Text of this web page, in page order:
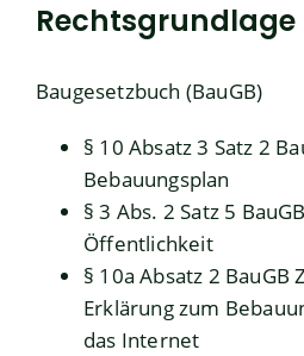
Rechtsgrundlage
Baugesetzbuch (BauGB)
§ 10 Absatz 3 Satz 2
Bebauungsplan
§ 3 Abs. 2 Satz 5 BauGB
Öffentlichkeit
§ 10a Absatz 2 BauGB
Erklärung zum
das Internet